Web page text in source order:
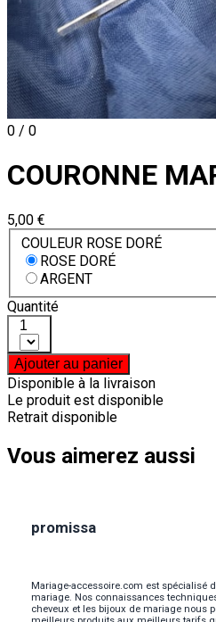
0 / 0
COURONNE
5,00 €
COULEUR ROSE DORÉ
ROSE DORÉ
ARGENT
Quantité
1
Ajouter au panier
Disponible à la livraison
Le produit est disponible
Retrait disponible
Vous aimerez aussi
promissa
Mariage-accessoire.com est spécialisé
mariage. Nos connaissances
cheveux et les bijoux de mariage nous